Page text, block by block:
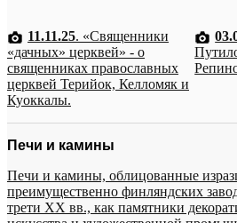
11.11.25. «Священники
«дачных» церквей» - о
священниках православных
церквей Терийок, Келломяк и
Куоккалы.
Печи и камины
Печи и камины, облицованные
преимущественно финляндских
трети XX вв., как памятники